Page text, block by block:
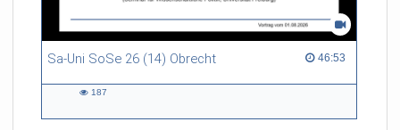
Sa-Uni SoSe 26 (14) Obrecht 46:53
46:53 duration
187